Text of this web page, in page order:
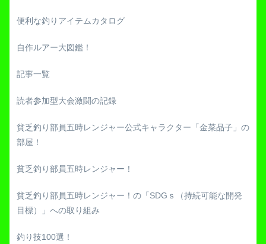
便利な釣りアイテムカタログ
自作ルアー大図鑑！
記事一覧
読者参加型大会激闘の記録
貧乏釣り部員五時レンジャー公式キャラクター「金菜品子」の
部屋！
貧乏釣り部員五時レンジャー！
貧乏釣り部員五時レンジャー！の「SDGｓ（持続可能な開発
目標）」への取り組み
釣り技100選！